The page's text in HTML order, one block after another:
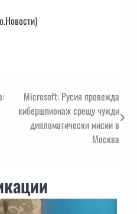
Microsoft: Русия провежда
кибершпионаж срещу чужди
дипломатически мисии в
Москва